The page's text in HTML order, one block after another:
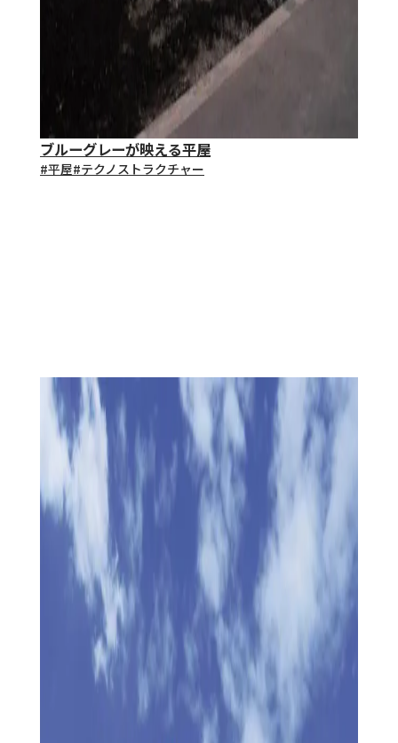
ブルーグレーが映える平屋
#平屋#テクノストラクチャー